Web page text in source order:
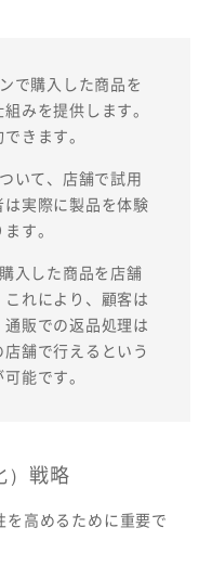
で購入した商品を
みを提供します。
きます。
いて、店舗で試用
実際に製品を体験
す。
入した商品を店舗
れにより、顧客は
販での返品処理は
舗で行えるという
能です。
）戦略
を高めるために重要で